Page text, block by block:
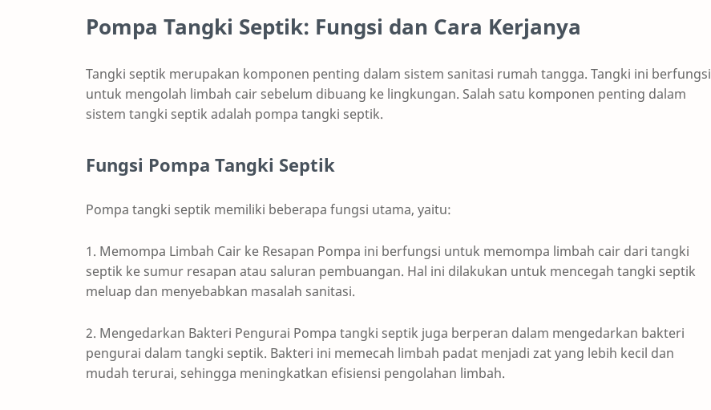
Pompa Tangki Septik: Fungsi dan Cara Kerjanya
Tangki septik merupakan komponen penting dalam sistem sanitasi rumah tangga. Tangki ini berfungsi
untuk mengolah limbah cair sebelum dibuang ke lingkungan. Salah satu komponen penting dalam
sistem tangki septik adalah pompa tangki septik.
Fungsi Pompa Tangki Septik
Pompa tangki septik memiliki beberapa fungsi utama, yaitu:
1. Memompa Limbah Cair ke Resapan Pompa ini berfungsi untuk memompa limbah cair dari tangki
septik ke sumur resapan atau saluran pembuangan. Hal ini dilakukan untuk mencegah tangki septik
meluap dan menyebabkan masalah sanitasi.
2. Mengedarkan Bakteri Pengurai Pompa tangki septik juga berperan dalam mengedarkan bakteri
pengurai dalam tangki septik. Bakteri ini memecah limbah padat menjadi zat yang lebih kecil dan
mudah terurai, sehingga meningkatkan efisiensi pengolahan limbah.